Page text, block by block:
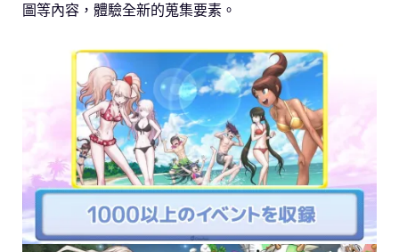
圖等內容，體驗全新的蒐集要素。